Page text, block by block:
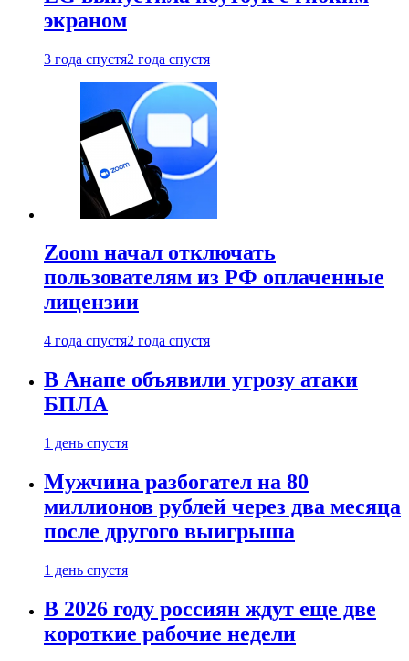
экраном
3 года спустя2 года спустя
Zoom начал отключать
пользователям из РФ оплаченные
лицензии
4 года спустя2 года спустя
В Анапе объявили угрозу атаки
БПЛА
1 день спустя
Мужчина разбогател на 80
миллионов рублей через два месяца
после другого выигрыша
1 день спустя
В 2026 году россиян ждут еще две
короткие рабочие недели